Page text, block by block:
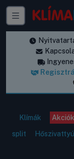
Klímák Akciók
split